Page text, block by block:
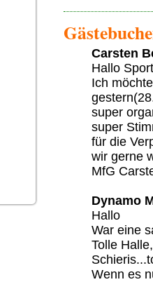
Carsten
Hallo
Ich
super
super
für die
wir gerne
MfG
Dynamo
Hallo
War eine
Tolle
Wenn es